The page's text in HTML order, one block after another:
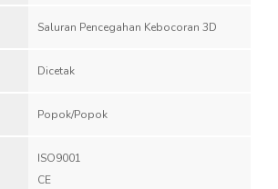
Saluran Pencegahan Kebocoran 3D
Dicetak
Popok/Popok
ISO9001
CE